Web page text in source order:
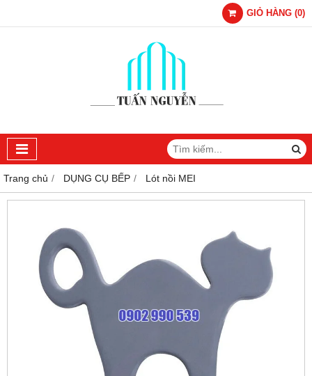
GIỎ HÀNG (0)
Trang chủ DỤNG CỤ BẾP Lót nồi MEI